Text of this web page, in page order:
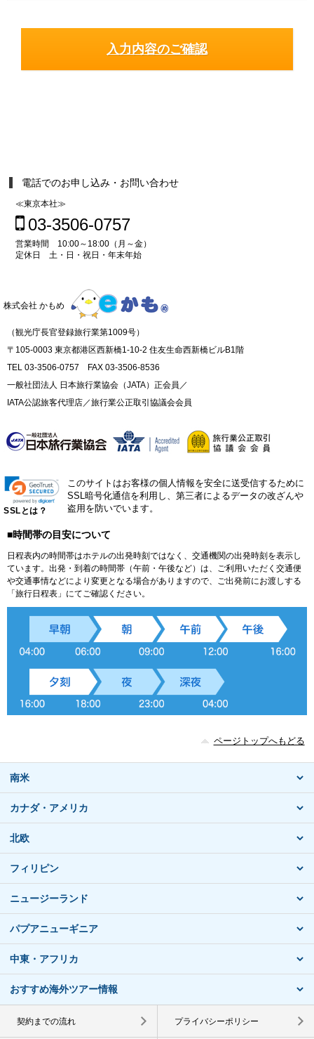
電話でのお申し込み・お問い合わせ
≪東京本社≫
03-3506-0757
営業時間 10:00～18:00（月～金）
定休日 土・日・祝日・年末年始
株式会社 かもめ
（観光庁長官登録旅行業第1009号）
〒105-0003 東京都港区西新橋1-10-2 住友生命西新橋ビルB1階
TEL 03-3506-0757 FAX 03-3506-8536
一般社団法人 日本旅行業協会（JATA）正会員／
IATA公認旅客代理店／旅行業公正取引協議会会員
SSLとは？
このサイトはお客様の個人情報を安全に送受信するために
SSL暗号化通信を利用し、第三者によるデータの改ざんや
盗用を防いでいます。
■時間帯の目安について
日程表内の時間帯はホテルの出発時刻ではなく、交通機関の出発時刻を表示し
ています。出発・到着の時間帯（午前・午後など）は、ご利用いただく交通便
や交通事情などにより変更となる場合がありますので、ご出発前にお渡しする
「旅行日程表」にてご確認ください。
ページトップへもどる
南米
カナダ・アメリカ
北欧
フィリピン
ニュージーランド
パプアニューギニア
中東・アフリカ
おすすめ海外ツアー情報
契約までの流れ プライバシーポリシー